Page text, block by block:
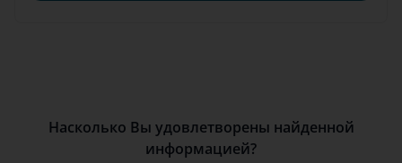
Насколько Вы удовлетворены найденной
информацией?